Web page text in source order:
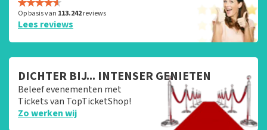
Op basis van 113.242reviews
Lees reviews
DICHTER BIJ... INTENSER GENIETEN
Beleef evenementen met
Tickets van TopTicketShop!
Zo werken wij